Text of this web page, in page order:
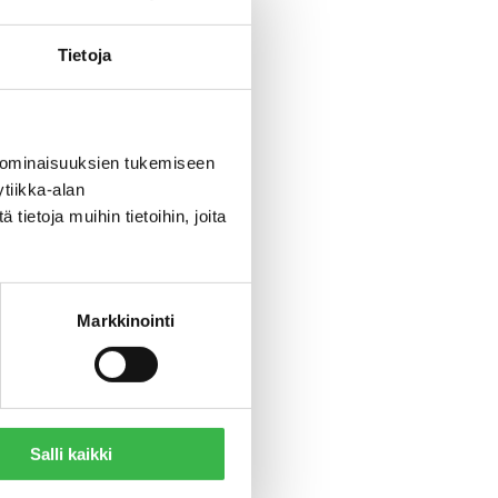
Tietoja
tukemiseen
alan
tietoja muihin tietoihin, joita
Markkinointi
Salli kaikki
ja
on
on